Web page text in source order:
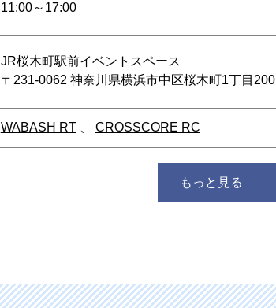
11:00～17:00
JR桜木町駅前イベントスペース
〒231-0062 神奈川県横浜市中区桜木町1丁目200
WABASH RT、 CROSSCORE RC
もっと見る